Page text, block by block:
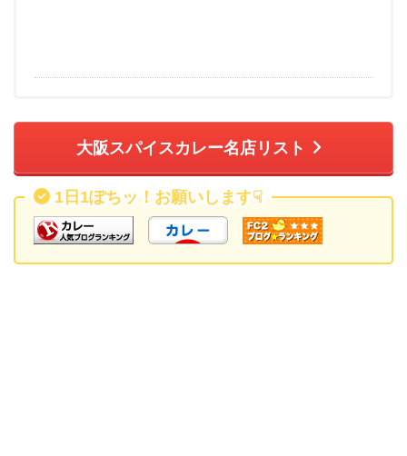
大阪スパイスカレー名店リスト
1日1ぽちッ！お願いします☟